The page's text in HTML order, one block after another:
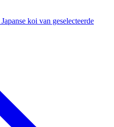
Japanse koi van geselecteerde